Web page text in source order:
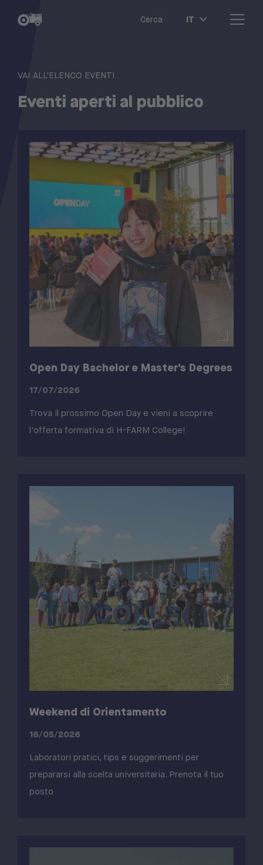
Cerca IT
VAI ALL'ELENCO EVENTI
Eventi aperti al pubblico
Open Day Bachelor e Master’s Degrees
17/07/2026
Trova il prossimo Open Day e vieni a scoprire
l'offerta formativa di H-FARM College!
Weekend di Orientamento
16/05/2026
Laboratori pratici, tips e suggerimenti per
prepararsi alla scelta universitaria. Prenota il tuo
posto